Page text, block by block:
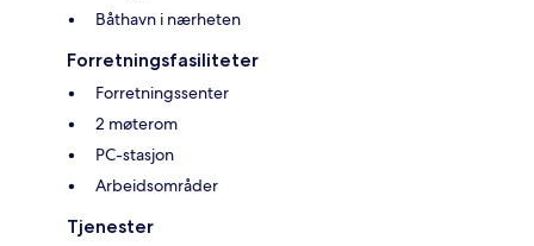
Båthavn i nærheten
Forretningsfasiliteter
Forretningssenter
2 møterom
PC-stasjon
Arbeidsområder
Tjenester